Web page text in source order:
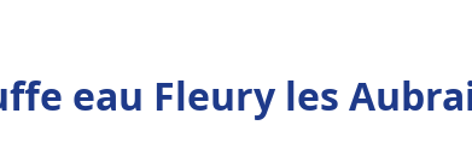
eau Fleury les